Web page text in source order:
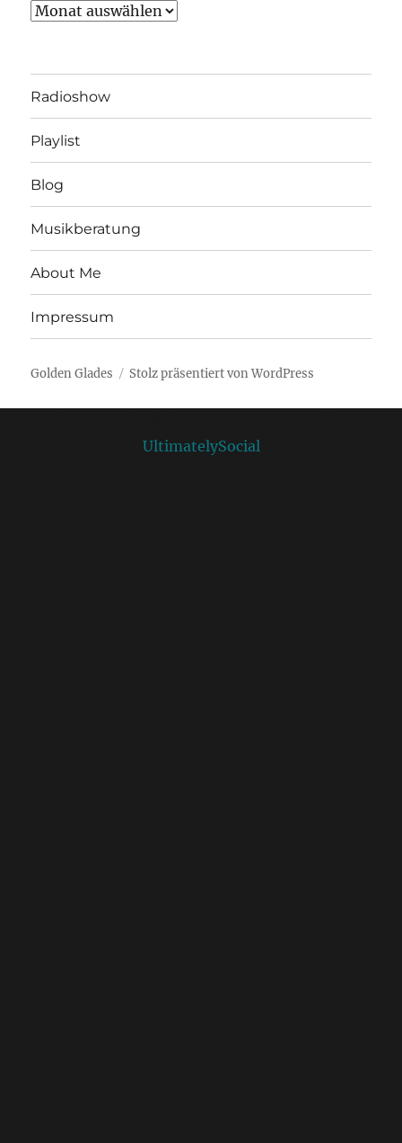
Archiv
Radioshow
Playlist
Blog
Musikberatung
About Me
Impressum
Golden Glades Stolz präsentiert von WordPress
UltimatelySocial